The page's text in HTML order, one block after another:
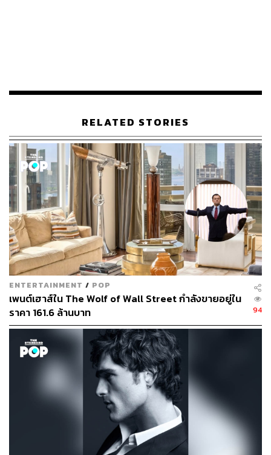
(1995),The Aviator(2004),Shutter Island(2010),Hugo
ขณะเดียวกันปีนี้ในวัย 76 ปีเต็ม (เกิดวันที่ 17 พฤศจิกายน
1942) ‘มาร์ตี้’ มาร์ติน สกอร์เซซี ก็ยังคงสร้างงานภาพยนตร์
อันเป็นงานที่รักอย่างไม่เคย #หมดpassion ดั่งประโยคที่เขา
เคยพูดไว้ในช่วงที่หนังเข้าฉายว่า My whole life has been
movies and religion. That’s it. Nothing else.
“ทั้งชีวิตของผมมีแค่หนังและศาสนาแค่นั้นแหละ ไม่มีอะไร
อีกแล้ว” และเราคิดว่าผู้ชายประเภทเขานี่แหละ ที่ทำให้แฟน
หนังคิดว่าคงจะทำหนังไปจนวาระสุดท้ายตราบเท่าที่ยังมีแรง
และลมหายใจ
พิสูจน์อักษร: ภาวิกา ขันติศรีสกุล
ขอบคุณภาพจาก:
www.realclearlife.com/history/director-martin-scorses
e-gets-major-retrospective-museum-moving-image/#
1
Martin Scorsese The Wolf of Wall Street
RELATED STORIES
ENTERTAINMENT / POP
เพนต์เฮาส์ใน The Wolf of Wall Street กำลังขายอยู่ใน
ราคา 161.6 ล้านบาท
94